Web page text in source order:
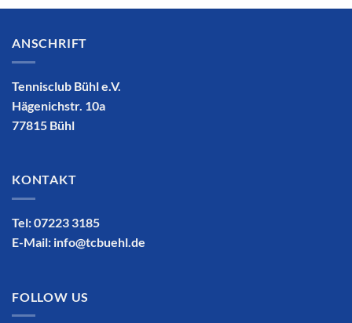
ANSCHRIFT
Tennisclub Bühl e.V.
Hägenichstr. 10a
77815 Bühl
KONTAKT
Tel: 07223 3185
E-Mail: info@tcbuehl.de
FOLLOW US